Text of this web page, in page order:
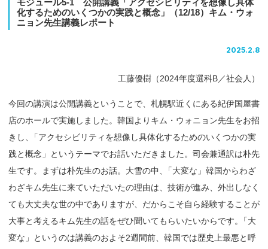
モジュール5-1 公開講義 「アクセシビリティを想像し具体
化するためのいくつかの実践と概念」 （12/18） キム ・ ウォ
ニョン先生講義レポート
2025.2.8
工藤優樹（2024年度選科B／社会人）
今回の講演は公開講義ということで、札幌駅近くにある紀伊国屋書
店のホールで実施しました。韓国よりキム・ウォニョン先生をお招
きし
「アクセシビリティを想像し具体化するためのいくつかの実
践と概念」というテーマでお話いただきました。司会兼通訳は朴先
生です。まずは朴先生のお話。大雪の中
「大変な」韓国からわざ
わざキム先生に来ていただいたの理由は、技術が進み、外出しなく
ても大丈夫な世の中でありますが、だからこそ自ら経験することが
大事と考えるキム先生の話をぜひ聞いてもらいたいからです。
「大
変な」というのは講義のおよそ2週間前、韓国では歴史上最悪と呼